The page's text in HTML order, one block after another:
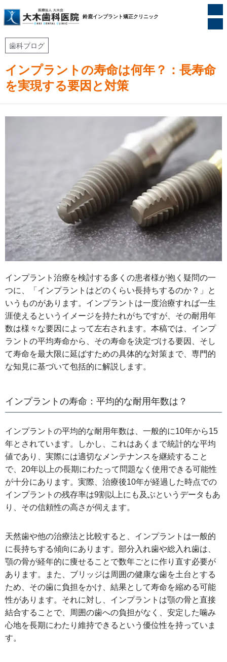
鈴鹿インプラント矯正クリニック
ホーム 歯科ブログ
インプラントの寿命は何年？：長寿命を実現する要因と対策
歯科ブログ
インプラントの寿命は何年？：長寿命
を実現する要因と対策
インプラント治療を検討する多くの患者様が抱く疑問の一
つに、「インプラントはどのくらい長持ちするのか？」と
いうものがあります。インプラントは一度治療すれば一生
涯使えるというイメージを持たれがちですが、その耐用年
数は様々な要因によって左右されます。本稿では、インプ
ラントの平均寿命から、その寿命を決定づける要因、そし
て寿命を最大限に延ばすための具体的な対策まで、専門的
な知見に基づいて包括的に解説します。
インプラントの寿命：平均的な耐用年数は？
インプラントの平均的な耐用年数は、一般的に10年から15
年とされています。しかし、これはあくまで統計的な平均
値であり、実際には適切なメンテナンスを継続すること
で、20年以上の長期にわたって問題なく使用できる可能性
が十分にあります。実際、治療後10年が経過した時点での
インプラントの残存率は9割以上にも及ぶというデータもあ
り、その信頼性の高さが伺えます。
天然歯や他の治療法と比較すると、インプラントは一般的
に長持ちする傾向にあります。部分入れ歯や総入れ歯は、
顎の骨が経年的に痩せることで数年ごとに作り直す必要が
あります。また、ブリッジは周囲の健康な歯を土台とする
ため、その歯に負担をかけ、結果として寿命を縮める可能
性があります。それに対し、インプラントは顎の骨と直接
結合することで、周囲の歯への負担がなく、安定した噛み
心地を長期にわたり維持できるという優位性を持っていま
す。